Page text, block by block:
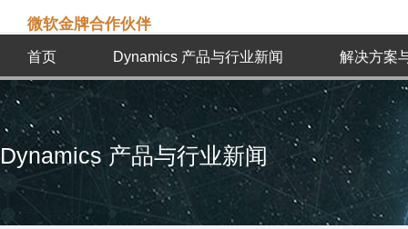
微软金牌合作伙伴
首页 Dynamics 产品与行业新闻 解决方案
Dynamics 产品与行业新闻